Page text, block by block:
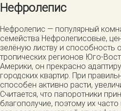
Нефролепис
Нефролепис — популярный
семейства Нефролеписовые,
зелёную листву и способность
тропических регионов Юго-
Америки, он прекрасно
городских квартир. При
способен активно расти,
Считается, что папоротники
благополучие, поэтому их